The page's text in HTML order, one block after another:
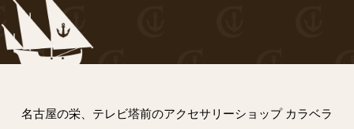
名古屋の栄、テレビ塔前のアクセサリーショップ カラベラ